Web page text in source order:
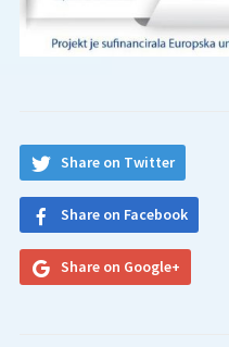
Share on Twitter
Share on Facebook
Share on Google+